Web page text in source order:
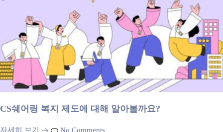
CS쉐어링 복지 제도에 대해 알아볼까요?
자세히 보기 No Comments